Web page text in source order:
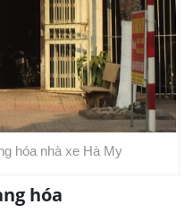
hóa nhà xe Hà My
hóa